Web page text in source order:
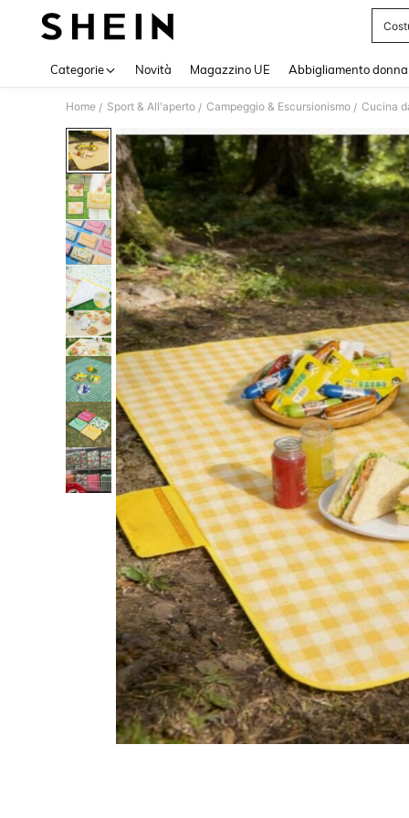
Categorie Novità Magazzino UE Abbigliamento donna
Home / Sport & All'aperto / Campeggio & Escursionismo / Cucina